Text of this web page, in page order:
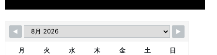
月 火 水 木 金 土 日